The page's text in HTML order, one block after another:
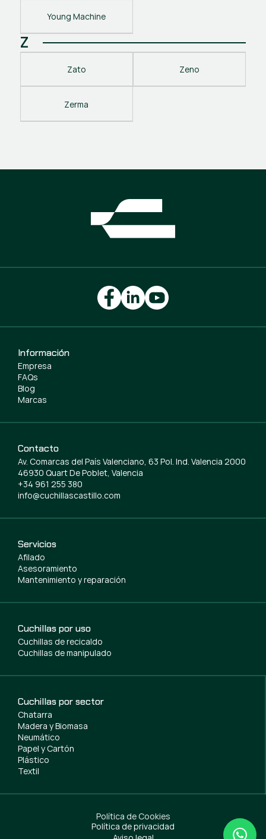
Young Machine
Z
Zato Zeno
Zerma
Servicios
Afilado
Asesoramiento
Mantenimiento y reparación
Cuchillas por uso
Cuchillas de recicaldo
Cuchillas de manipulado
Cuchillas por sector
Chatarra
Madera y Biomasa
Neumático
Papel y Cartón
Plástico
Textil
Información
Empresa
FAQs
Blog
Marcas
Contacto
Av. Comarcas del País Valenciano, 63 Pol. Ind. Valencia 2000
46930 Quart De Poblet, Valencia
+34 961 255 380
info@cuchillascastillo.com
Política de Cookies
Política de privacidad